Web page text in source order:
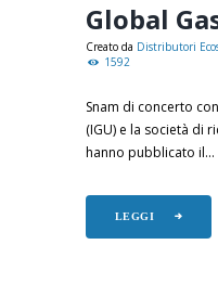
Global
Creato da Distributori
1592
Snam di concerto
(IGU) e la società di
hanno pubblicato il...
LEGGI